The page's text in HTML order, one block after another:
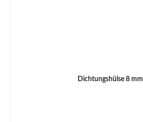
Dichtungshülse 8 mm